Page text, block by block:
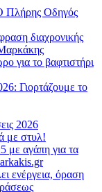
Πλήρης Οδηγός
διαχρονικής
για το βαφτιστήρι
Γιορτάζουμε το
2026
με στυλ!
αγάπη για τα
ενέργεια, όραση